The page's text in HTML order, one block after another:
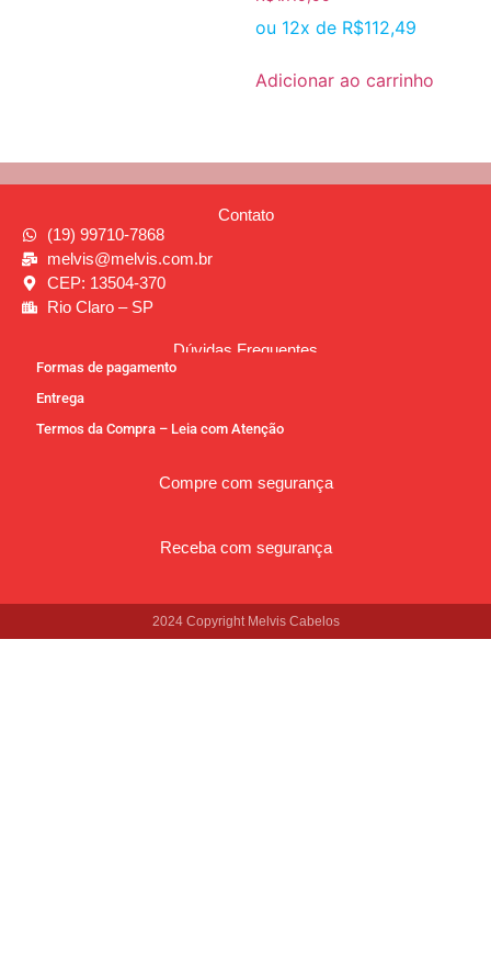
ou 12x de R$112,49
Adicionar ao carrinho
Contato
(19) 99710-7868
melvis@melvis.com.br
CEP: 13504-370
Rio Claro – SP
Dúvidas Frequentes
Formas de pagamento
Entrega
Termos da Compra – Leia com Atenção
Compre com segurança
Receba com segurança
2024 Copyright Melvis Cabelos